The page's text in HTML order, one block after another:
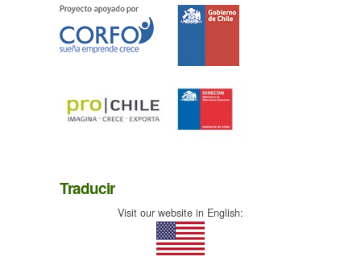
Traducir
Visit our website in English: